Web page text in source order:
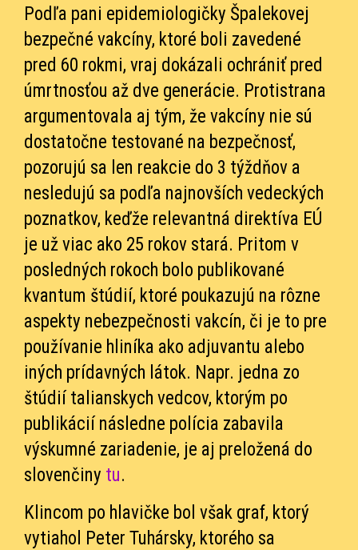
Podľa pani epidemiologičky Špalekovej
bezpečné vakcíny, ktoré boli zavedené
pred 60 rokmi, vraj dokázali ochrániť pred
úmrtnosťou až dve generácie. Protistrana
argumentovala aj tým, že vakcíny nie sú
dostatočne testované na bezpečnosť,
pozorujú sa len reakcie do 3 týždňov a
nesledujú sa podľa najnovších vedeckých
poznatkov, keďže relevantná direktíva EÚ
je už viac ako 25 rokov stará. Pritom v
posledných rokoch bolo publikované
kvantum štúdií, ktoré poukazujú na rôzne
aspekty nebezpečnosti vakcín, či je to pre
používanie hliníka ako adjuvantu alebo
iných prídavných látok. Napr. jedna zo
štúdií talianskych vedcov, ktorým po
publikácií následne polícia zabavila
výskumné zariadenie, je aj preložená do
slovenčiny tu.
Klincom po hlavičke bol však graf, ktorý
vytiahol Peter Tuhársky, ktorého sa